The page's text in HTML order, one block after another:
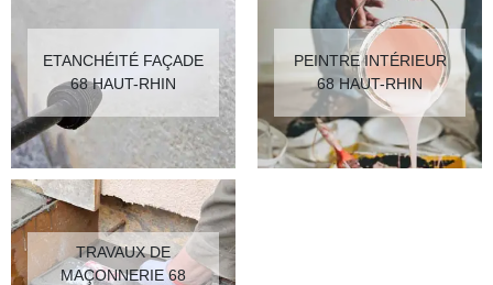
ETANCHÉITÉ FAÇADE
68 HAUT-RHIN
PEINTRE INTÉRIEUR
68 HAUT-RHIN
TRAVAUX DE
MAÇONNERIE 68